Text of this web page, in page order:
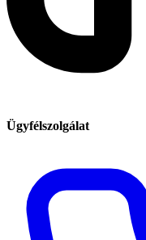
Ügyfélszolgálat